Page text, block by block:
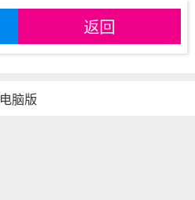
返回
电脑版